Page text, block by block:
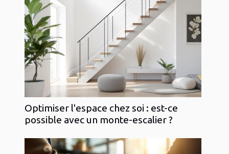
Optimiser l'espace chez soi : est-ce
possible avec un monte-escalier ?